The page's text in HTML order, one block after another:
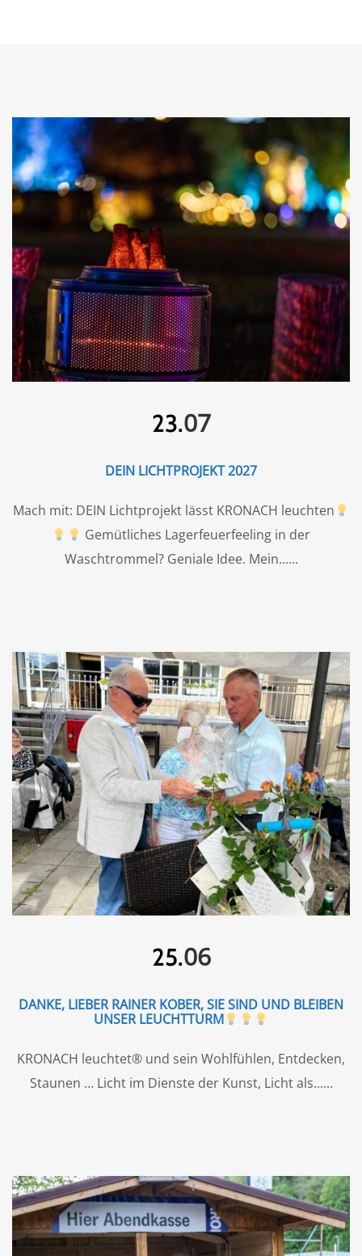
23.07
DEIN LICHTPROJEKT 2027
Mach mit: DEIN Lichtprojekt lässt KRONACH leuchten
Gemütliches Lagerfeuerfeeling in der
Waschtrommel? Geniale Idee. Mein...
25.06
DANKE, LIEBER RAINER KOBER, SIE SIND UND BLEIBEN
UNSER LEUCHTTURM
KRONACH leuchtet® und sein Wohlfühlen, Entdecken,
Staunen … Licht im Dienste der Kunst, Licht als...